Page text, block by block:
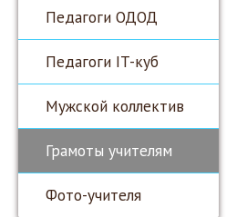
Педагоги ОДОД
Педагоги IT-куб
Мужской коллектив
Грамоты учителям
Фото-учителя